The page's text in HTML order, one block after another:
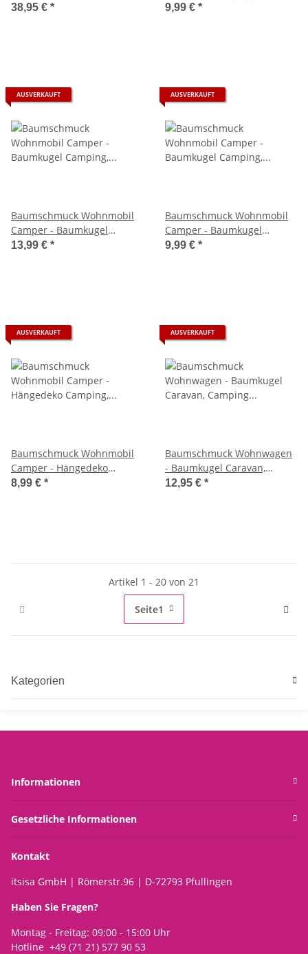
Plate 25,5 cm, mocha brown
38,95 € *
Kaffeebecher, Kaffeetasse,
9,99 € *
AUSVERKAUFT
Baumschmuck Wohnmobil
Camper - Baumkugel
Camping, Weihnachtsdeko,
13,99 € *
AUSVERKAUFT
Baumschmuck Wohnmobil
Camper - Baumkugel
Camping, Weihnachtsdeko,
9,99 € *
AUSVERKAUFT
Baumschmuck Wohnmobil
Camper - Hängedeko
Camping, Weihnachtsdeko,
8,99 € *
AUSVERKAUFT
Baumschmuck Wohnwagen
- Baumkugel Caravan,
Camping Weihnachtsdeko,
12,95 € *
Artikel 1 - 20 von 21
Seite1
Kategorien
Informationen
Gesetzliche Informationen
Kontakt
itsisa GmbH | Römerstr.96 | D-72793 Pfullingen
Haben Sie Fragen?
Montag - Freitag: 09:00 - 15:00 Uhr
Hotline +49 (71 21) 577 90 53